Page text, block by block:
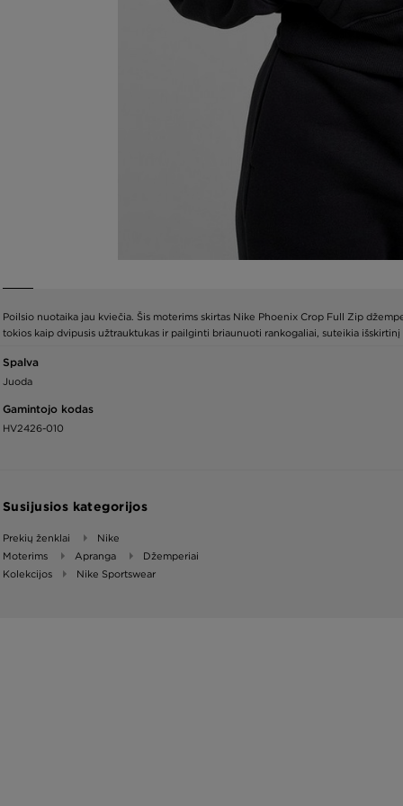
Poilsio nuotaika jau kviečia. Šis moterims skirtas Nike Phoenix Crop Full Zip
tokios kaip dvipusis užtrauktukas ir pailginti briaunuoti rankogaliai, suteikia
Spalva
Juoda
Gamintojo kodas
HV2426-010
Susijusios kategorijos
Prekių ženklai
Nike
Moterims
Apranga
Džemperiai
Kolekcijos
Nike Sportswear